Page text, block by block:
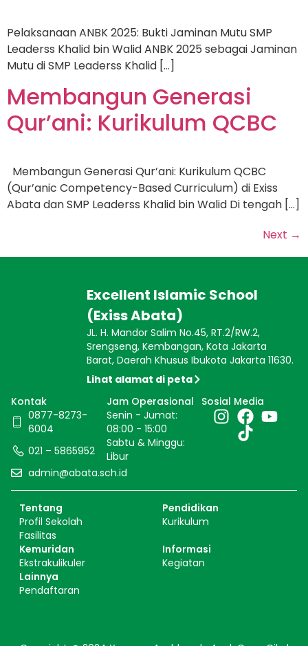
Pelaksanaan ANBK 2025: Bukti Jaminan Mutu SMP
Leaderss Khalid bin Walid ANBK 2025 sebagai Jaminan
Mutu di SMP Leaderss Khalid […]
Membangun Generasi
Qur’ani: Kurikulum QCBC
Membangun Generasi Qur’ani: Kurikulum QCBC
(Qur’anic Competency-Based Curriculum) di Exiss
Abata dan SMP Leaderss Khalid bin Walid Di tengah […]
Next →
Excellent Islamic School
(Exiss Abata)
JL. H. Mandor Salim No.45, RT.2/RW.2,
Srengseng, Kembangan, Kota Jakarta
Barat, Daerah Khusus Ibukota Jakarta 11630.
Lihat alamat di peta
Kontak
0877-8273-
6004
021 – 5865952
admin@abata.sch.id
Jam Operasional
Senin - Jumat:
08:00 - 15:00
Sabtu & Minggu:
Libur
Sosial Media
Tentang
Profil Sekolah
Fasilitas
Pendidikan
Kurikulum
Kemuridan
Ekstrakulikuler
Informasi
Kegiatan
Lainnya
Pendaftaran